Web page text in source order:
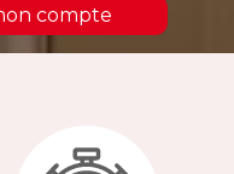
compte